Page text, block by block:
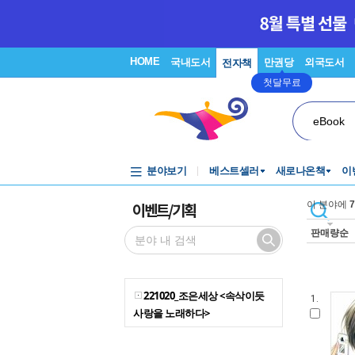
HOME 국내도서 전자책 만권당
첫달무료
외국도서
eBook
분야보기 베스트셀러 새로나온책 이
이벤트/기획
221020_조은세상 <속삭이듯
사랑을 노래하다>
이 분야에 7
판매량순
1.